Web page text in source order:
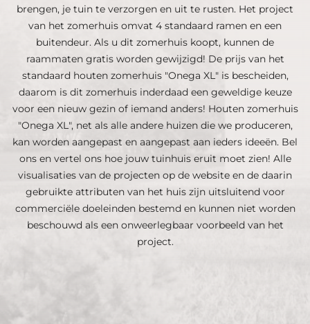
brengen, je tuin te verzorgen en uit te rusten. Het project
van het zomerhuis omvat 4 standaard ramen en een
buitendeur. Als u dit zomerhuis koopt, kunnen de
raammaten gratis worden gewijzigd! De prijs van het
standaard houten zomerhuis "Onega XL" is bescheiden,
daarom is dit zomerhuis inderdaad een geweldige keuze
voor een nieuw gezin of iemand anders! Houten zomerhuis
"Onega XL", net als alle andere huizen die we produceren,
kan worden aangepast en aangepast aan ieders ideeën. Bel
ons en vertel ons hoe jouw tuinhuis eruit moet zien! Alle
visualisaties van de projecten op de website en de daarin
gebruikte attributen van het huis zijn uitsluitend voor
commerciële doeleinden bestemd en kunnen niet worden
beschouwd als een onweerlegbaar voorbeeld van het
project.